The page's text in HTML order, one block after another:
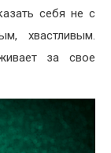
себя не с
хвастливым.
за свое